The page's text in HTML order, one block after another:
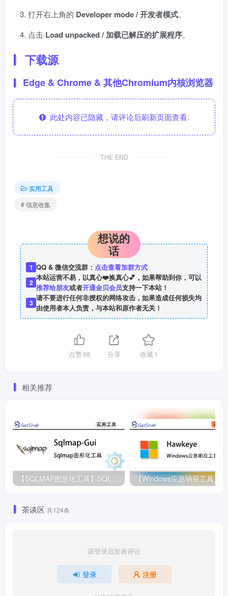
打开右上角的 Developer mode / 开发者模式。
点击 Load unpacked / 加载已解压的扩展程序。
下载源
Edge & Chrome & 其他Chromium内核浏览器
此处内容已隐藏，请评论后刷新页面查看.
THE END
实用工具
# 信息收集
想说的
话
1 QQ & 微信交流群： 点击查看加群方式
2
本站运营不易，以真心❤️换真心💕，如果帮助到你，可以
推荐给朋友或者开通金贝会员支持一下本站！
3
请不要进行任何非授权的网络攻击，如果造成任何损失均
由使用者本人负责，与本站和原作者无关！
点赞99 分享 收藏1
相关推荐
茶谈区 共124条
请登录后发表评论
登录 注册